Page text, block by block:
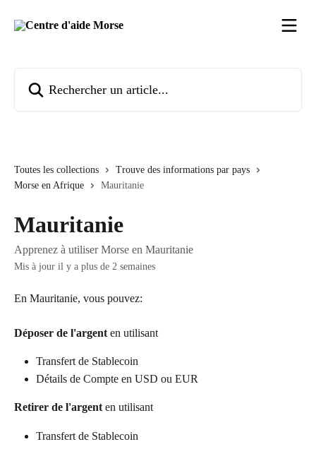
Toutes les collections
Trouve des informations par pays
Morse en Afrique
Mauritanie
Mauritanie
Apprenez à utiliser Morse en Mauritanie
Mis à jour il y a plus de 2 semaines
En Mauritanie, vous pouvez:
Déposer de l'argent en utilisant
Transfert de Stablecoin
Détails de Compte en USD ou EUR
Retirer de l'argent en utilisant
Transfert de Stablecoin